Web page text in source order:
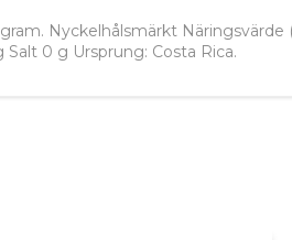
Nyckelhålsmärkt
0 g Ursprung: Costa Rica.